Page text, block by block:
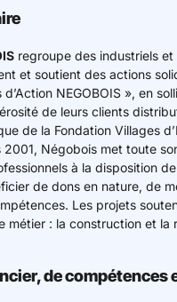
regroupe des industriels
et soutient des actions
NEGOBOIS », en
de leurs clients
de la Fondation Villages
2001, Négobois met toute
à la disposition de
de dons en nature, de
Les projets
: la construction et la
de compétences